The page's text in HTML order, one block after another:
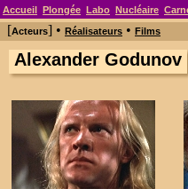
Accueil Plongée Labo Nucléaire
[Acteurs] • Réalisateurs • Films
Alexander Godunov